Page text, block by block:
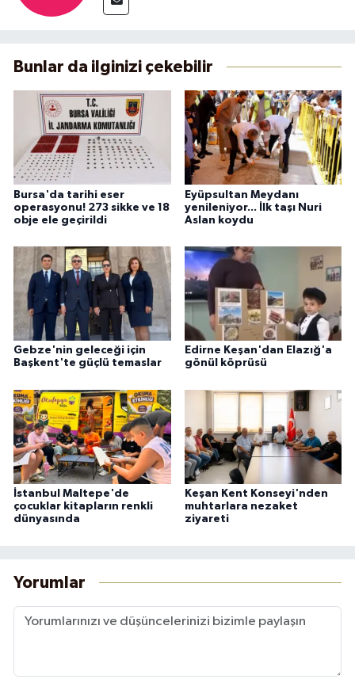
Bunlar da ilginizi çekebilir
Bursa'da tarihi eser
operasyonu! 273 sikke ve 18
obje ele geçirildi
Eyüpsultan Meydanı
yenileniyor... İlk taşı Nuri
Aslan koydu
Gebze'nin geleceği için
Başkent'te güçlü temaslar
Edirne Keşan'dan Elazığ'a
gönül köprüsü
İstanbul Maltepe'de
çocuklar kitapların renkli
dünyasında
Keşan Kent Konseyi'nden
muhtarlara nezaket
ziyareti
Yorumlar